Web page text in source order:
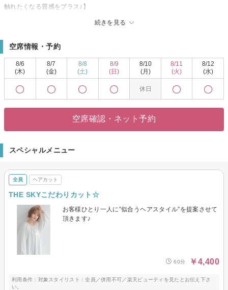
続きを見る
触れたくなる質感をプラス♪】
取り揃え◎
仕上がりの違いを体感してください♪♪
空席情報・予約
8/6
(木)
8/7
(金)
8/8
(土)
8/9
(日)
8/10
(月)
休日
8/11
(火)
8/12
(水)
空席確認・ネット予約
スペシャルメニュー
全員 ヘアカット
THE SKYこだわりカット☆
お客様ひとり一人に”似合うヘアスタイル”を提案させて
頂きます♪
60分 ￥4,400
利用条件：対象スタイリスト：全員／併用不可／楽天ビューティを見たとお伝え下さ
い。